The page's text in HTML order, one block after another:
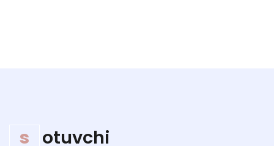
s otuvchi